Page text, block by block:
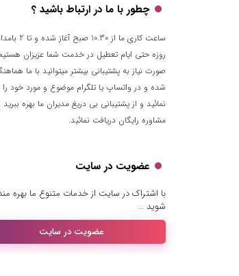
چطور با ما در ارتباط باشید ؟
ساعت کاری ما از
روزه حتی ایام تعطیل در خدمت شما عزیزان
صورت نیاز به پشتیبانی بیشتر میتوانید با ما
شده و در واتساپ یا تلگرام موضوع و مورد خود
نمائید و از پشتیبانی بی دریغ مدیران ما بهره ببرید
مشاوره رایگان دریافت نمائید.
عضویت در سایت
با اشتراک در سایت از خدمات متنوع ما بهره
شوید …
عضویت در سایت